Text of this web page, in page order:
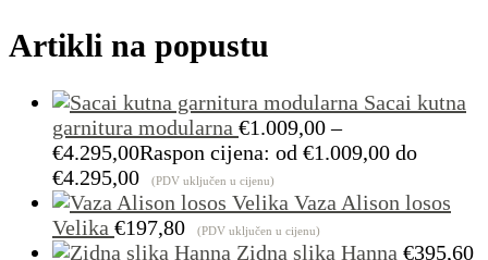
Artikli na popustu
Sacai kutna
garnitura modularna €1.009,00 –
€4.295,00Raspon cijena: od €1.009,00 do
€4.295,00
(PDV uključen u cijenu)
Vaza Alison losos
Velika €197,80 (PDV uključen u cijenu)
Zidna slika Hanna €395,60